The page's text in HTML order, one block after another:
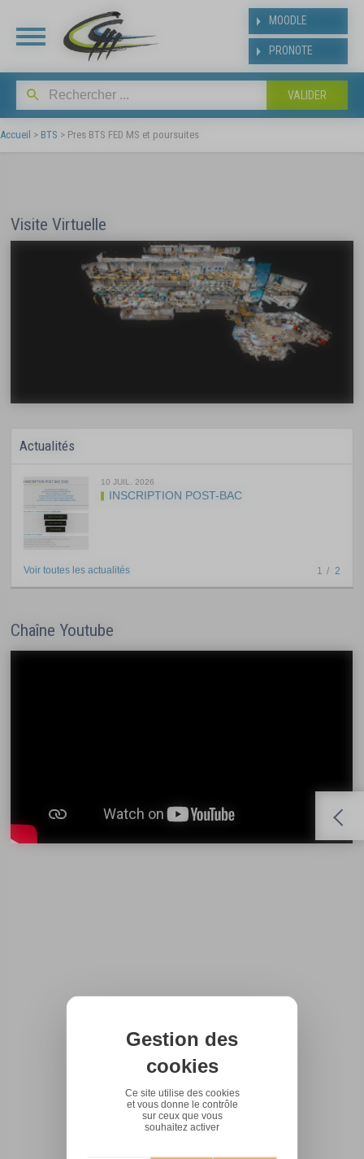
MOODLE
PRONOTE
Accueil > BTS > Pres BTS FED MS et poursuites
Visite Virtuelle
Actualités
10 JUIL. 2026
INSCRIPTION POST-BAC
Voir toutes les actualités 1 2
Chaîne Youtube
BAC
Les modalités et le
suivant
https://
bac.php
Gestion des
cookies
Ce site utilise des cookies
et vous donne le contrôle
sur ceux que vous
souhaitez activer